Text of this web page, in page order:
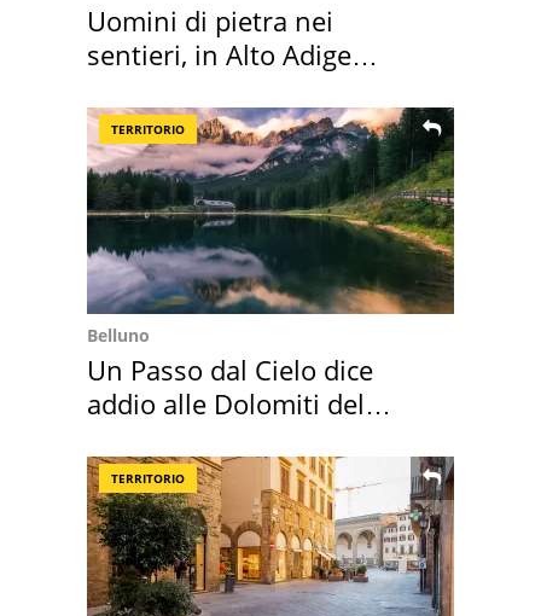
Uomini di pietra nei
sentieri, in Alto Adige
TERRITORIO
Belluno
Un Passo dal Cielo dice
addio alle Dolomiti del
TERRITORIO